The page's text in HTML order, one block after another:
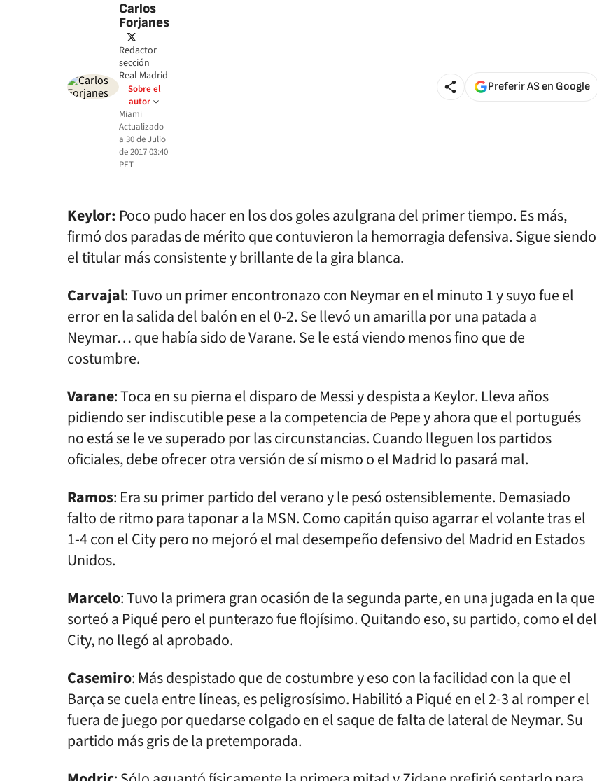
Carlos
Forjanes
twitter
Redactor
sección
Real Madrid
Sobre el
autor
Miami
Actualizado
a 30 de Julio
de 2017 03:40
PET
Preferir AS en Google
Keylor: Poco pudo hacer en los dos goles azulgrana del primer tiempo. Es más,
firmó dos paradas de mérito que contuvieron la hemorragia defensiva. Sigue siendo
el titular más consistente y brillante de la gira blanca.
Carvajal: Tuvo un primer encontronazo con Neymar en el minuto 1 y suyo fue el
error en la salida del balón en el 0-2. Se llevó un amarilla por una patada a
Neymar… que había sido de Varane. Se le está viendo menos fino que de
costumbre.
Varane: Toca en su pierna el disparo de Messi y despista a Keylor. Lleva años
pidiendo ser indiscutible pese a la competencia de Pepe y ahora que el portugués
no está se le ve superado por las circunstancias. Cuando lleguen los partidos
oficiales, debe ofrecer otra versión de sí mismo o el Madrid lo pasará mal.
Ramos: Era su primer partido del verano y le pesó ostensiblemente. Demasiado
falto de ritmo para taponar a la MSN. Como capitán quiso agarrar el volante tras el
1-4 con el City pero no mejoró el mal desempeño defensivo del Madrid en Estados
Unidos.
Marcelo: Tuvo la primera gran ocasión de la segunda parte, en una jugada en la que
sorteó a Piqué pero el punterazo fue flojísimo. Quitando eso, su partido, como el del
City, no llegó al aprobado.
Casemiro: Más despistado que de costumbre y eso con la facilidad con la que el
Barça se cuela entre líneas, es peligrosísimo. Habilitó a Piqué en el 2-3 al romper el
fuera de juego por quedarse colgado en el saque de falta de lateral de Neymar. Su
partido más gris de la pretemporada.